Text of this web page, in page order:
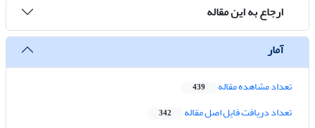
ارجاع به این مقاله
آمار
تعداد مشاهده مقاله 439
تعداد دریافت فایل اصل مقاله 342